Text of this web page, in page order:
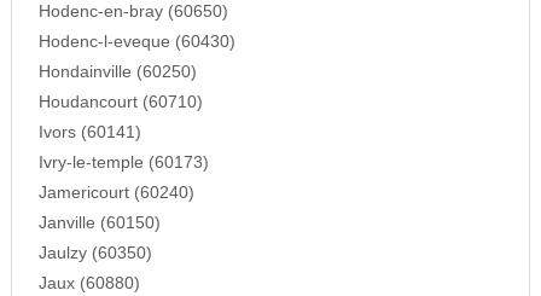
Hodenc-en-bray (60650)
Hodenc-l-eveque (60430)
Hondainville (60250)
Houdancourt (60710)
Ivors (60141)
Ivry-le-temple (60173)
Jamericourt (60240)
Janville (60150)
Jaulzy (60350)
Jaux (60880)